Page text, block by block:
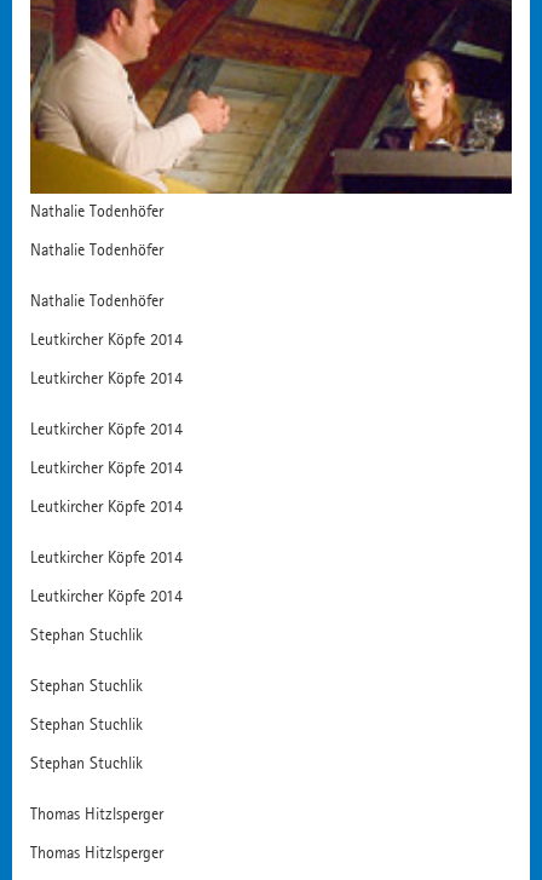
Nathalie Todenhöfer
Nathalie Todenhöfer
Nathalie Todenhöfer
Leutkircher Köpfe 2014
Leutkircher Köpfe 2014
Leutkircher Köpfe 2014
Leutkircher Köpfe 2014
Leutkircher Köpfe 2014
Leutkircher Köpfe 2014
Leutkircher Köpfe 2014
Stephan Stuchlik
Stephan Stuchlik
Stephan Stuchlik
Stephan Stuchlik
Thomas Hitzlsperger
Thomas Hitzlsperger